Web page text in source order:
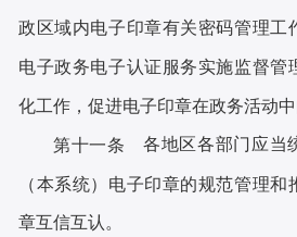
政区域内电子印章有关密码管理工
电子政务电子认证服务实施监督管
化工作，促进电子印章在政务活动中
第十一条 各地区各部门应当
（本系统）电子印章的规范管理
章互信互认。